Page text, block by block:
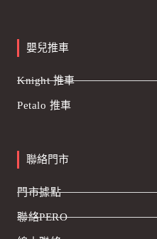
嬰兒推車
Knight 推車
Petalo 推車
聯絡門市
門市據點
聯絡PERO